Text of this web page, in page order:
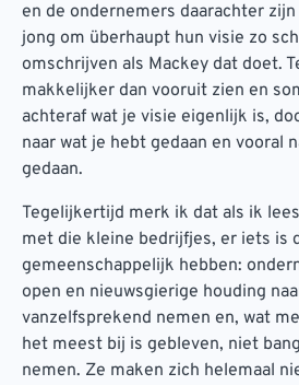
en de ondernemers daarachter
jong om überhaupt hun visie zo
omschrijven als Mackey dat doet.
makkelijker dan vooruit zien en
achteraf wat je visie eigenlijk is,
naar wat je hebt gedaan en vooral
gedaan.
Tegelijkertijd merk ik dat als ik
met die kleine bedrijfjes, er iets is
gemeenschappelijk hebben:
open en nieuwsgierige houding
vanzelfsprekend nemen en, wat
het meest bij is gebleven, niet
nemen. Ze maken zich helemaal